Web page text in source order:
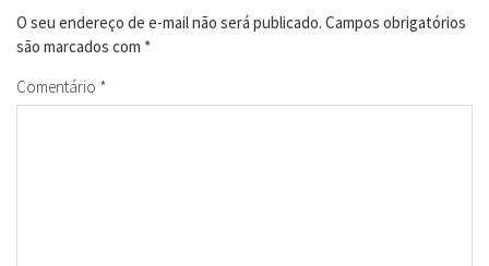
O seu endereço de e-mail não será publicado. Campos obrigatórios
são marcados com *
Comentário *